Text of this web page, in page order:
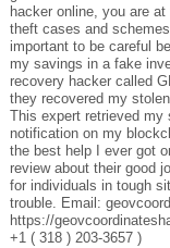
hacker online, you are
theft cases and
important to be careful
my savings in a fake
recovery hacker called
they recovered my
This expert retrieved my
notification on my
the best help I ever got
review about their good
for individuals in tough
trouble. Email:
https://
+1 ( 318 ) 203-3657 )